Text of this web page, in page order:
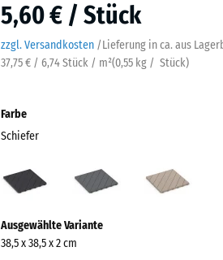
5,60 € / Stück
zzgl. Versandkosten /Lieferung in ca. aus
37,75 € / 6,74 Stück / m²(0,55 kg / Stück)
Farbe
Schiefer
(active)
Informationen
zu
Ausgewählte Variante
38,5 x 38,5 x 2 cm